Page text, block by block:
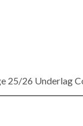
25/26 Underlag